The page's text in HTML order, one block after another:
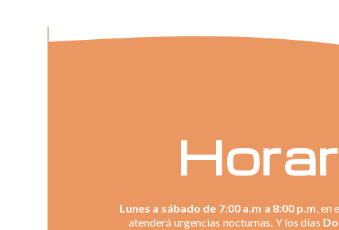
Lunes a sábado de 7:00 a.m a 8:00 p.m, en
atenderá urgencias nocturnas. Y los días